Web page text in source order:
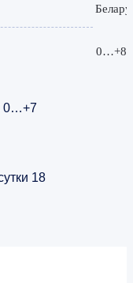
0…+8
0…+7
18